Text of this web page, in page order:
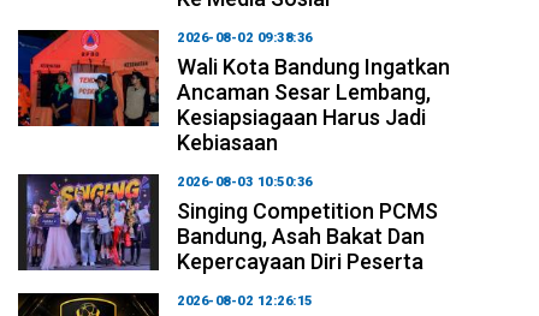
2026-08-02 09:38:36
Wali Kota Bandung Ingatkan
Ancaman Sesar Lembang,
Kesiapsiagaan Harus Jadi
Kebiasaan
2026-08-03 10:50:36
Singing Competition PCMS
Bandung, Asah Bakat Dan
Kepercayaan Diri Peserta
2026-08-02 12:26:15